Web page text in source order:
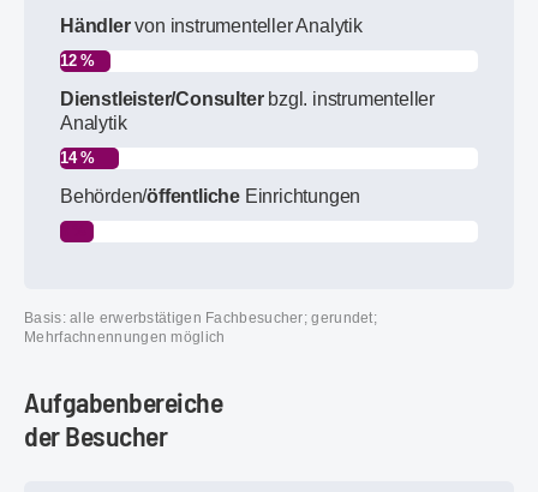
Händlervon instrumenteller Analytik
12 %
Dienstleister/Consulterbzgl. instrumenteller
Analytik
14 %
Behörden/öffentliche Einrichtungen
8 %
Basis: alle erwerbstätigen Fachbesucher; gerundet;
Mehrfachnennungen möglich
Aufgaben­bereiche
der Besucher